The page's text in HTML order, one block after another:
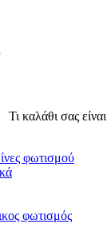
Τι καλάθι σας
φωτισμού
φωτισμός